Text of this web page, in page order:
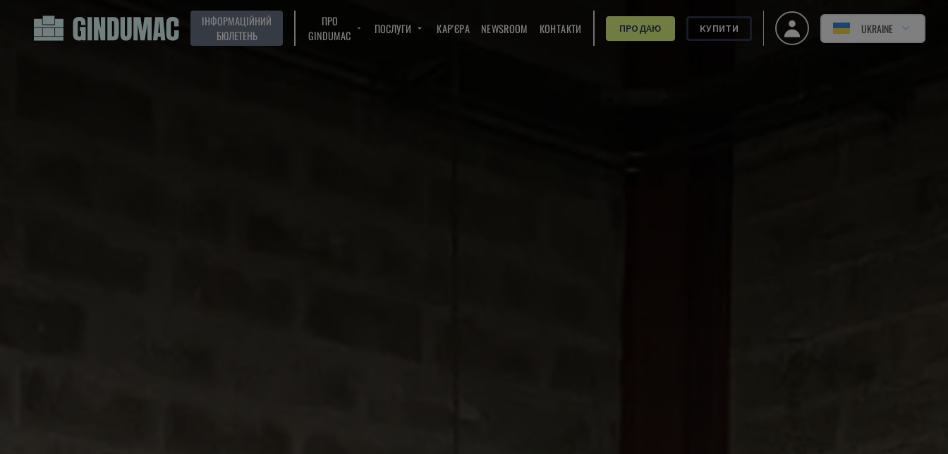
ІНФОРМАЦІЙНИЙ
БЮЛЕТЕНЬ
ПРО
GINDUMAC
ПОСЛУГИ КАР'ЄРА NEWSROOM КОНТАКТИ ПРОДАЮ КУПИТИ UKRAINE